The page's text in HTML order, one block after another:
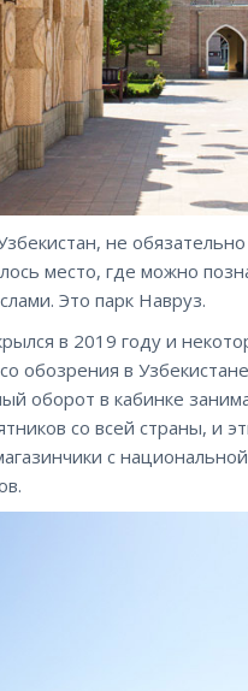
не
место, где можно
Это парк Навруз.
в 2019 году и
обозрения в
оборот в кабинке
со всей страны, и
с